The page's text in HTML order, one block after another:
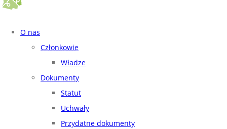
O nas
Członkowie
Władze
Dokumenty
Statut
Uchwały
Przydatne dokumenty